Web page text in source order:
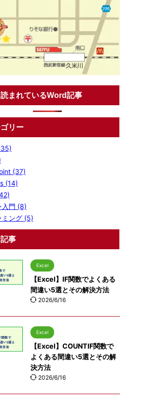
まれているWord記事
リー
(37)
(14)
入門 (8)
ミング (5)
事
Excel
【Excel】IF関数でよくある
間違い5選とその解決方法
2026/6/16
Excel
【Excel】COUNTIF関数で
よくある間違い5選とその解
決方法
2026/6/16